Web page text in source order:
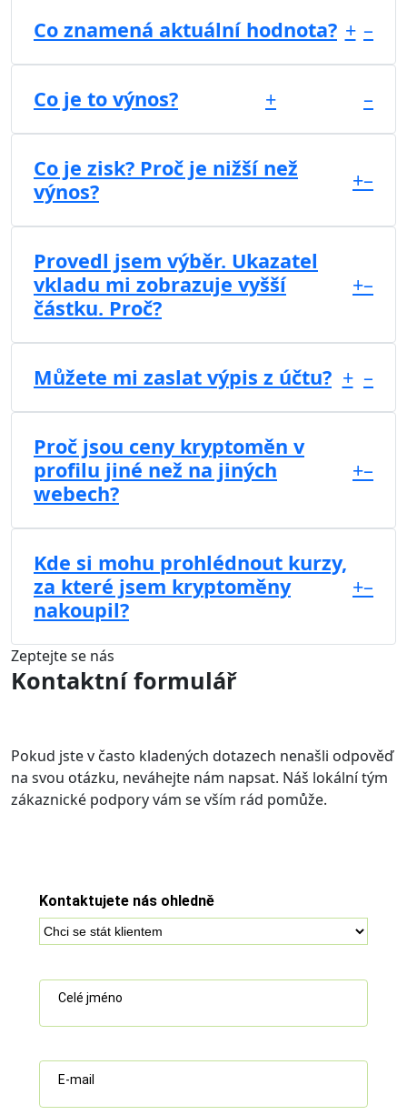
Co znamená aktuální hodnota? + –
Co je to výnos? + –
Co je zisk? Proč je nižší než
výnos?
+–
Provedl jsem výběr. Ukazatel
vkladu mi zobrazuje vyšší
částku. Proč?
+–
Můžete mi zaslat výpis z účtu? + –
Proč jsou ceny kryptoměn v
profilu jiné než na jiných
webech?
+–
Kde si mohu prohlédnout kurzy,
za které jsem kryptoměny
nakoupil?
+–
Zeptejte se nás
Kontaktní formulář
Pokud jste v často kladených dotazech nenašli odpověď
na svou otázku, neváhejte nám napsat. Náš lokální tým
zákaznické podpory vám se vším rád pomůže.